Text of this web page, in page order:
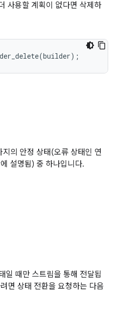
사용할 계획이 없다면 삭제하
의 안정 상태(오류 상태인 연
설명됨) 중 하나입니다.
일 때만 스트림을 통해 전달됩
면 상태 전환을 요청하는 다음